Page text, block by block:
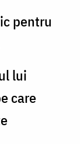
pentru
lui
care